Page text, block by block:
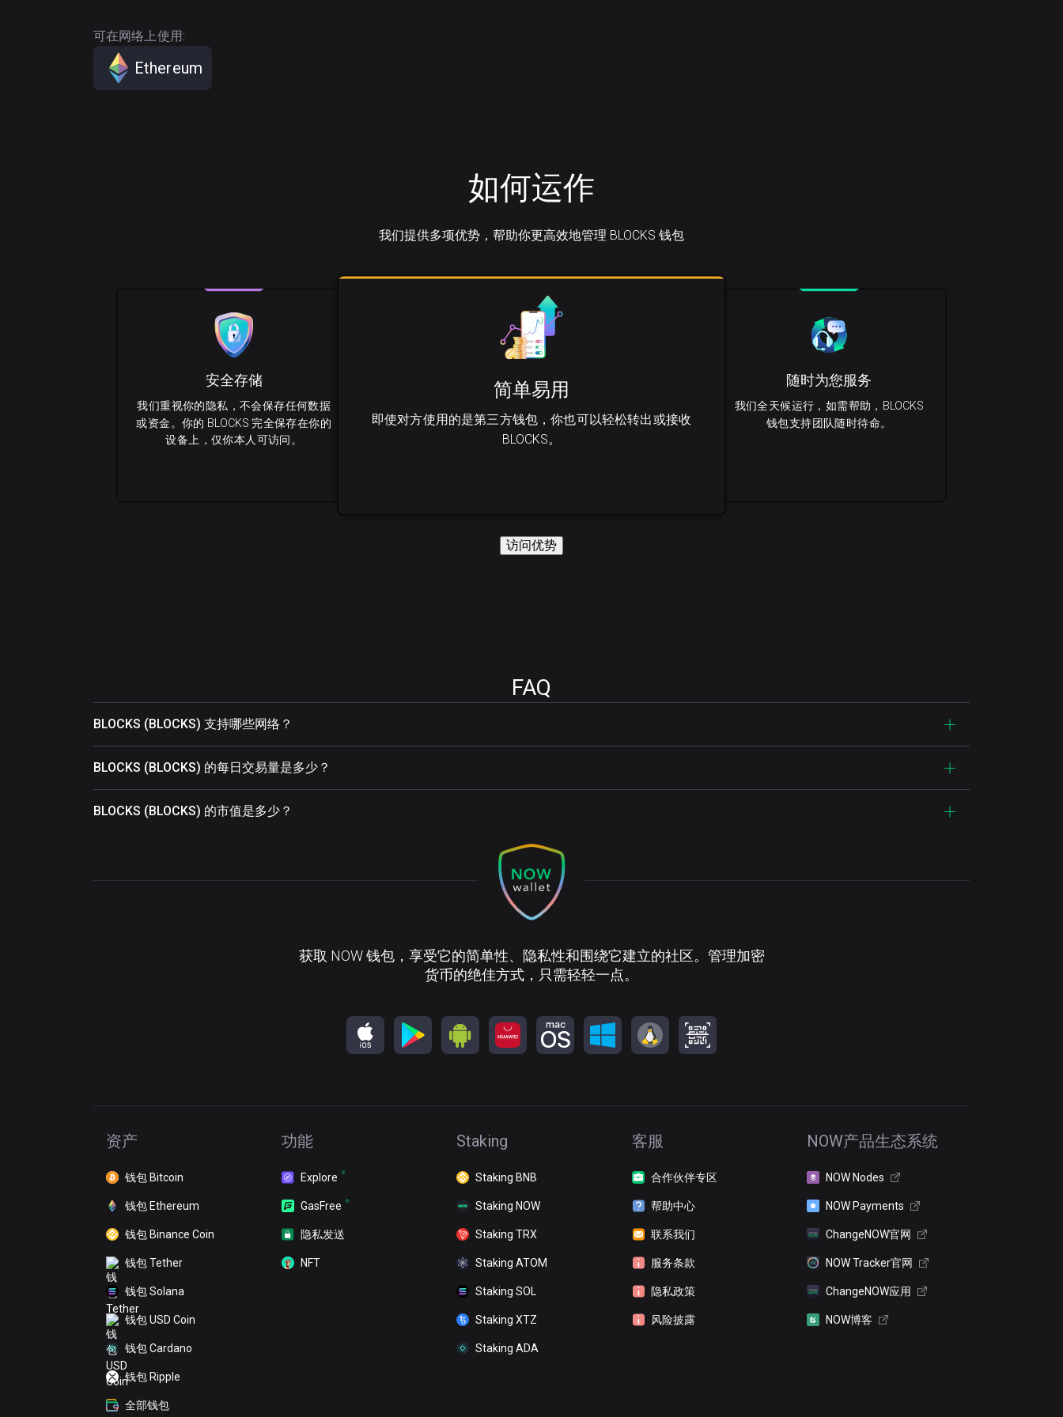
可在网络上使用:
Ethereum
如何运作
我们提供多项优势，帮助你更高效地管理 BLOCKS 钱包
简单易用
即使对方使用的是第三方钱包，你也可以轻松转出或接收
BLOCKS。
随时为您服务
我们全天候运行，如需帮助，BLOCKS
钱包支持团队随时待命。
安全存储
我们重视你的隐私，不会保存任何数据
或资金。你的 BLOCKS 完全保存在你的
设备上，仅你本人可访问。
访问优势
FAQ
BLOCKS (BLOCKS) 支持哪些网络？
BLOCKS (BLOCKS) 的每日交易量是多少？
BLOCKS (BLOCKS) 的市值是多少？
获取 NOW 钱包，享受它的简单性、隐私性和围绕它建立的社区。管理加密
货币的绝佳方式，只需轻轻一点。
资产
钱包 Bitcoin
钱包 Ethereum
钱包 Binance Coin
钱包 Tether
钱包 Solana
钱包 USD Coin
钱包 Cardano
钱包 Ripple
全部钱包
功能
Explore
GasFree
隐私发送
NFT
Staking
Staking BNB
Staking NOW
Staking TRX
Staking ATOM
Staking SOL
Staking XTZ
Staking ADA
客服
合作伙伴专区
帮助中心
联系我们
服务条款
隐私政策
风险披露
NOW产品生态系统
NOW Nodes
NOW Payments
ChangeNOW官网
NOW Tracker官网
ChangeNOW应用
NOW博客